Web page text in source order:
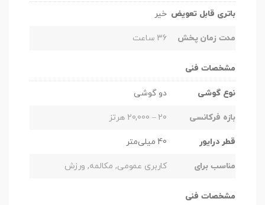
باتری قابل تعویض خیر
مدت زمان پخش 36 ساعت
مشخصات فنی
نوع گوشی دو گوشی
بازه فرکانسی 20 – 20,000 هرتز
قطر درایور 40 میلی‌متر
مناسب برای کاربری عمومی, مکالمه, ورزش
مشخصات فنی